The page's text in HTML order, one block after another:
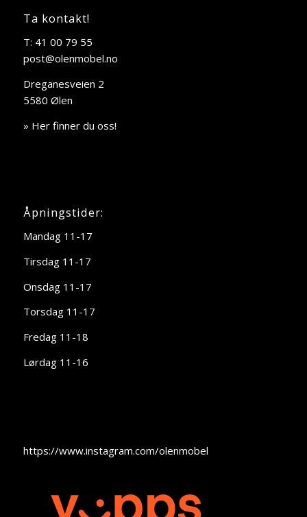
Ta kontakt!
T: 41 00 79 55
post@olenmobel.no
Dreganesveien 2
5580 Ølen
» Her finner du oss!
Åpningstider:
Mandag 11-17
Tirsdag 11-17
Onsdag 11-17
Torsdag 11-17
Fredag 11-18
Lørdag 11-16
https://www.instagram.com/olenmobel